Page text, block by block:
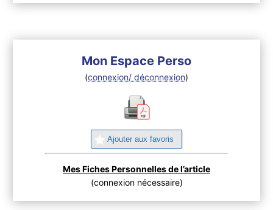
Mon Espace Perso
(connexion/ déconnexion)
Ajouter aux favoris
Mes Fiches Personnelles de l’article
(connexion nécessaire)